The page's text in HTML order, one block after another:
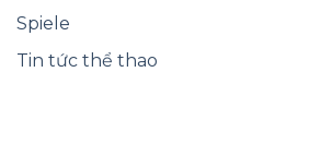
Spiele
Tin tức thể thao